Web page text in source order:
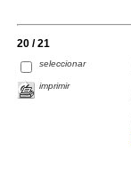
20 / 21
seleccionar
imprimir